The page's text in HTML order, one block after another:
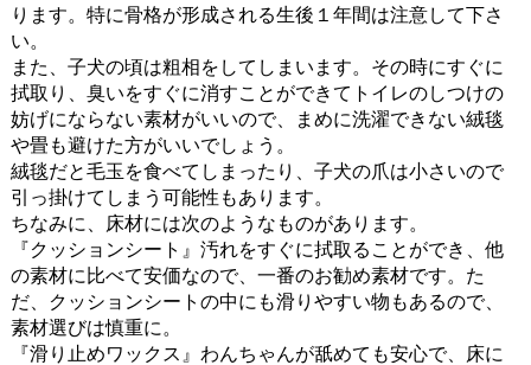
ります。特に骨格が形成される生後１年間は注意して下さ
い。
また、子犬の頃は粗相をしてしまいます。その時にすぐに
拭取り、臭いをすぐに消すことができてトイレのしつけの
妨げにならない素材がいいので、まめに洗濯できない絨毯
や畳も避けた方がいいでしょう。
絨毯だと毛玉を食べてしまったり、子犬の爪は小さいので
引っ掛けてしまう可能性もあります。
ちなみに、床材には次のようなものがあります。
『クッションシート』汚れをすぐに拭取ることができ、他
の素材に比べて安価なので、一番のお勧め素材です。た
だ、クッションシートの中にも滑りやすい物もあるので、
素材選びは慎重に。
『滑り止めワックス』わんちゃんが舐めても安心で、床に